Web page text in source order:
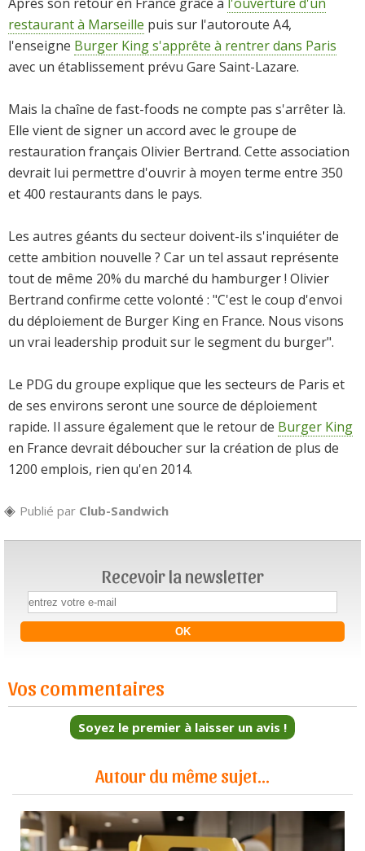
restaurant à Marseille puis sur l'autoroute A4,
l'enseigne Burger King s'apprête à rentrer dans Paris
avec un établissement prévu Gare Saint-Lazare.
Mais la chaîne de fast-foods ne compte pas s'arrêter là.
Elle vient de signer un accord avec le groupe de
restauration français Olivier Bertrand. Cette association
devrait lui permettre d'ouvrir à moyen terme entre 350
et 400 restaurants dans le pays.
Les autres géants du secteur doivent-ils s'inquiéter de
cette ambition nouvelle ? Car un tel assaut représente
tout de même 20% du marché du hamburger ! Olivier
Bertrand confirme cette volonté : "C'est le coup d'envoi
du déploiement de Burger King en France. Nous visons
un vrai leadership produit sur le segment du burger".
Le PDG du groupe explique que les secteurs de Paris et
de ses environs seront une source de déploiement
rapide. Il assure également que le retour de Burger King
en France devrait déboucher sur la création de plus de
1200 emplois, rien qu'en 2014.
Publié par Club-Sandwich
Recevoir la newsletter
Vos commentaires
Soyez le premier à laisser un avis !
Autour du même sujet...